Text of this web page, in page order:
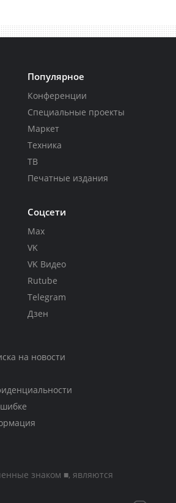
Популярное
Конференции
Специальные проекты
Маркет
Техника
ТВ
Печатные издания
Соцсети
Max
VK
VK Видео
Rutube
Telegram
Дзен
на новости
знаком ■, являются